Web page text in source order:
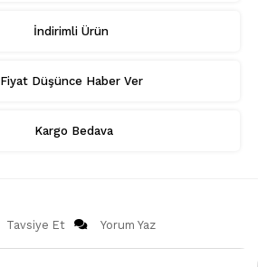
İndirimli Ürün
Fiyat Düşünce Haber Ver
Kargo Bedava
Tavsiye Et Yorum Yaz